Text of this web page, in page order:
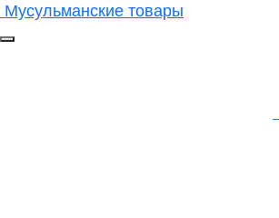
Мусульманские товары